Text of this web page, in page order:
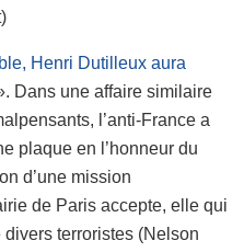
Henri Dutilleux aura
Dans une affaire similaire
l’anti-France a
plaque en l’honneur du
d’une mission
de Paris accepte, elle qui
terroristes (Nelson